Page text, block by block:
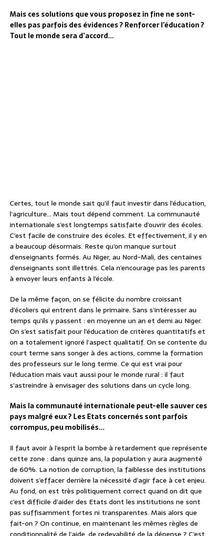
Mais ces solutions que vous proposez in fine ne sont-
elles pas parfois des évidences ? Renforcer l’éducation ?
Tout le monde sera d’accord…
Certes, tout le monde sait qu’il faut investir dans l’éducation,
l’agriculture… Mais tout dépend comment. La communauté
internationale s’est longtemps satisfaite d’ouvrir des écoles.
C’est facile de construire des écoles. Et effectivement, il y en
a beaucoup désormais. Reste qu’on manque surtout
d’enseignants formés. Au Niger, au Nord-Mali, des centaines
d’enseignants sont illettrés. Cela n’encourage pas les parents
à envoyer leurs enfants à l’école.
De la même façon, on se félicite du nombre croissant
d’écoliers qui entrent dans le primaire. Sans s’intéresser au
temps qu’ils y passent : en moyenne un an et demi au Niger.
On s’est satisfait pour l’éducation de critères quantitatifs et
on a totalement ignoré l’aspect qualitatif. On se contente du
court terme sans songer à des actions, comme la formation
des professeurs sur le long terme. Ce qui est vrai pour
l’éducation mais vaut aussi pour le monde rural : il faut
s’astreindre à envisager des solutions dans un cycle long.
Mais la communauté internationale peut-elle sauver ces
pays malgré eux ? Les Etats concernés sont parfois
corrompus, peu mobilisés…
Il faut avoir à l’esprit la bombe à retardement que représente
cette zone : dans quinze ans, la population y aura augmenté
de 60%. La notion de corruption, la faiblesse des institutions
doivent s’effacer derrière la nécessité d’agir face à cet enjeu.
Au fond, on est très politiquement correct quand on dit que
c’est difficile d’aider des Etats dont les institutions ne sont
pas suffisamment fortes ni transparentes. Mais alors que
fait-on ? On continue, en maintenant les mêmes règles de